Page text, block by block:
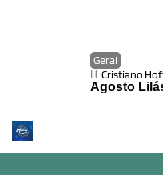
Geral
Cristiano
Agosto